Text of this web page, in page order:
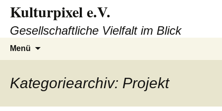
Inhalt
springen
Kulturpixel e.V.
Gesellschaftliche Vielfalt im Blick
Menü
Kategoriearchiv: Projekt